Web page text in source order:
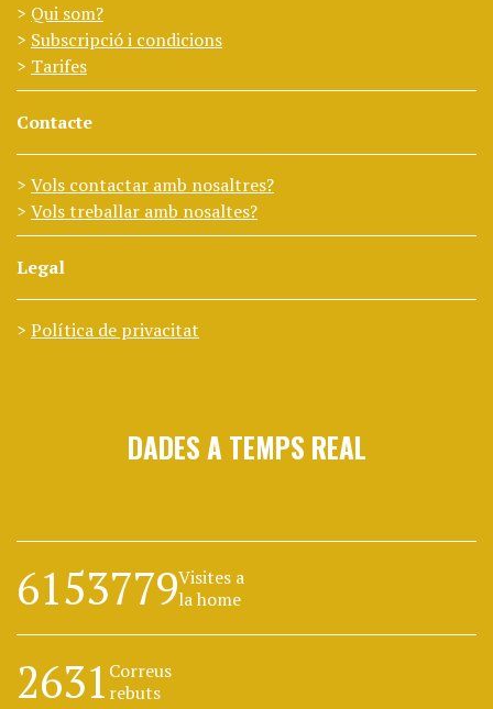
Qui som?
Subscripció i condicions
Tarifes
Contacte
Vols contactar amb nosaltres?
Vols treballar amb nosaltes?
Legal
Política de privacitat
DADES A TEMPS REAL
6153779Visites a
la home
2631 Correus
rebuts